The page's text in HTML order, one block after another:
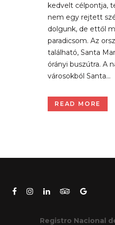
kedvelt célpontja,
nem egy rejtett
dolgunk, de ettől
paradicsom. Az
található, Santa
órányi buszútra. A
városokból Santa...
READ MORE
Registro Nacional